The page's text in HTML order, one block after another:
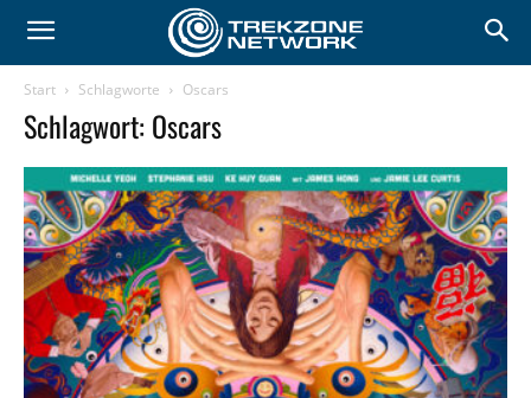
Start Schlagworte Oscars
Schlagwort: Oscars